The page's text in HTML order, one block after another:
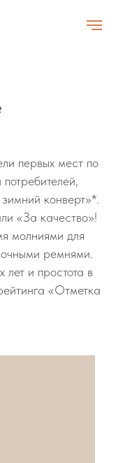
первых мест по
конверт»*.
«За качество»!
молниями для
ремнями.
и простота в
«Отметка